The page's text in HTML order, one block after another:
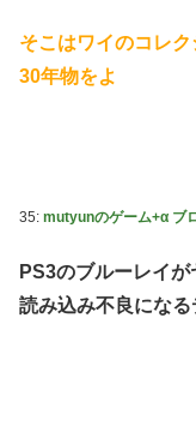
そこはワイのコレ
30年物をよ
35: mutyunのゲーム+α ブ
PS3のブルーレイが
読み込み不良にな